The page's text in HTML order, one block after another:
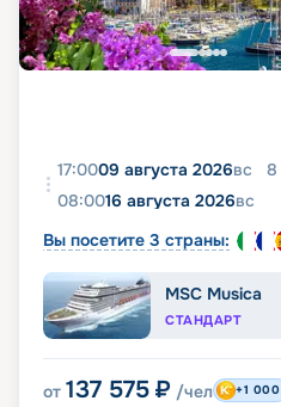
17:0009 августа 2026вс 8
08:0016 августа 2026вс
Вы посетите 3 страны:
MSC Musica
СТАНДАРТ
от 137 575 ₽ /чел +1 000